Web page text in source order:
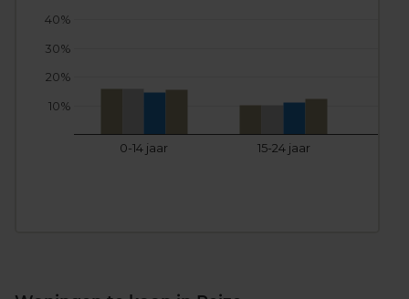
0-14 jaar 15-24 jaar
10%
20%
30%
40%